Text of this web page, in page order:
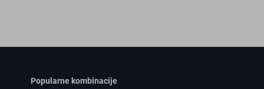
Popularne kombinacije